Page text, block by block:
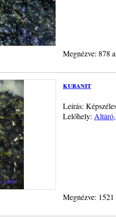
Megnézve: 878
kubanit
Leírás:
Lelőhely:
Megnézve: